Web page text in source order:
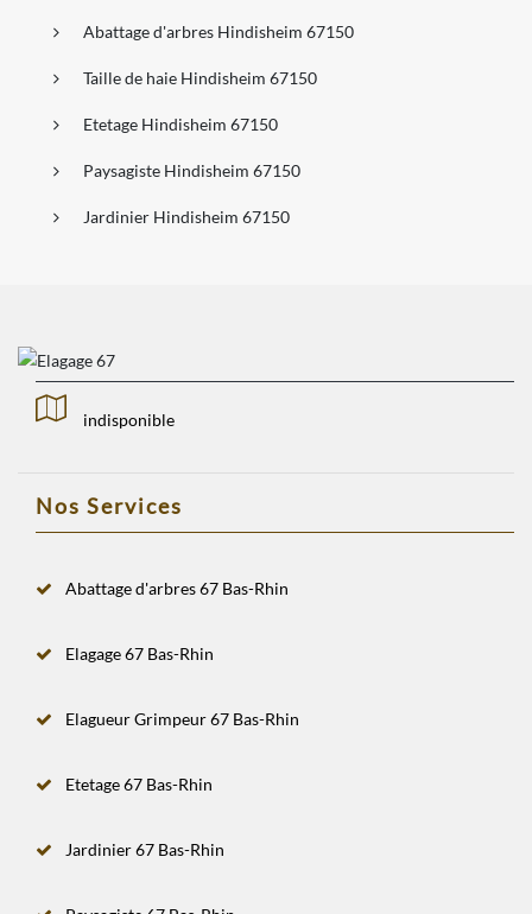
Abattage d'arbres Hindisheim 67150
Taille de haie Hindisheim 67150
Etetage Hindisheim 67150
Paysagiste Hindisheim 67150
Jardinier Hindisheim 67150
indisponible
Nos Services
Abattage d'arbres 67 Bas-Rhin
Elagage 67 Bas-Rhin
Elagueur Grimpeur 67 Bas-Rhin
Etetage 67 Bas-Rhin
Jardinier 67 Bas-Rhin